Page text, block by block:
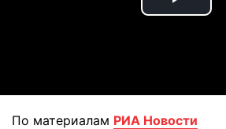
Play
По материалам РИА Новости